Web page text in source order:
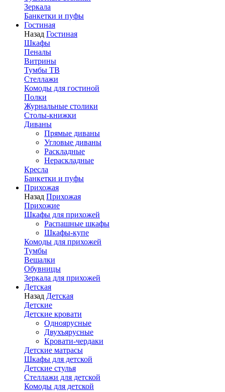
Зеркала
Банкетки и пуфы
Гостиная
Назад Гостиная
Шкафы
Пеналы
Витрины
Тумбы ТВ
Стеллажи
Комоды для гостиной
Полки
Журнальные столики
Столы-книжки
Диваны
Прямые диваны
Угловые диваны
Раскладные
Нераскладные
Кресла
Банкетки и пуфы
Прихожая
Назад Прихожая
Прихожие
Шкафы для прихожей
Распашные шкафы
Шкафы-купе
Комоды для прихожей
Тумбы
Вешалки
Обувницы
Зеркала для прихожей
Детская
Назад Детская
Детские
Детские кровати
Одноярусные
Двухъярусные
Кровати-чердаки
Детские матрасы
Шкафы для детской
Детские стулья
Стеллажи для детской
Комоды для детской